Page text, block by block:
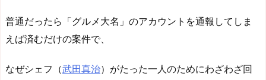
普通だったら「グルメ大名」のアカウントを通報してしま
えば済むだけの案件で、
なぜシェフ（武田真治）がたった一人のためにわざわざ回